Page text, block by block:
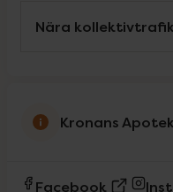
Nära
Kronans
Facebook